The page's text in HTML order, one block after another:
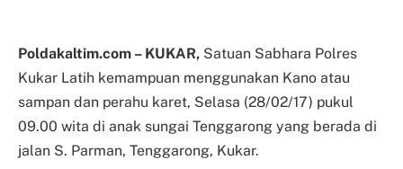
Poldakaltim.com – KUKAR, Satuan Sabhara Polres
Kukar Latih kemampuan menggunakan Kano atau
sampan dan perahu karet, Selasa (28/02/17) pukul
09.00 wita di anak sungai Tenggarong yang berada di
jalan S. Parman, Tenggarong, Kukar.